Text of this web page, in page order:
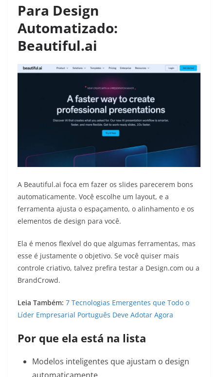
Para Design
Automatizado:
Beautiful.ai
A Beautiful.ai foca em fazer os slides parecerem bons
automaticamente. Você escolhe um layout, e a
ferramenta ajusta o espaçamento, o alinhamento e os
elementos de design para você.
Ela é menos flexível do que algumas ferramentas, mas
esse é justamente o objetivo. Se você quiser mais
controle criativo, talvez prefira testar a Design.com ou a
BrandCrowd.
Leia Também: 7 Tecnologias Emergentes que Todo o
Líder Empresarial Português Deve Adotar Agora
Por que ela está na lista
Modelos inteligentes que ajustam o design